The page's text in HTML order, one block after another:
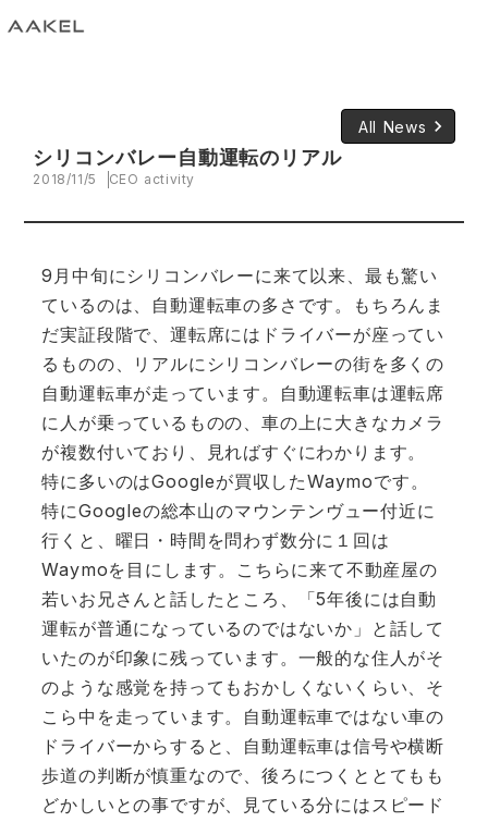
All News keyboard_arrow_right
シリコンバレー自動運転のリアル
2018/11/5 CEO activity
9月中旬にシリコンバレーに来て以来、最も驚い
ているのは、自動運転車の多さです。もちろんま
だ実証段階で、運転席にはドライバーが座ってい
るものの、リアルにシリコンバレーの街を多くの
自動運転車が走っています。自動運転車は運転席
に人が乗っているものの、車の上に大きなカメラ
が複数付いており、見ればすぐにわかります。
特に多いのはGoogleが買収したWaymoです。
特にGoogleの総本山のマウンテンヴュー付近に
行くと、曜日・時間を問わず数分に１回は
Waymoを目にします。こちらに来て不動産屋の
若いお兄さんと話したところ、「5年後には自動
運転が普通になっているのではないか」と話して
いたのが印象に残っています。一般的な住人がそ
のような感覚を持ってもおかしくないくらい、そ
こら中を走っています。自動運転車ではない車の
ドライバーからすると、自動運転車は信号や横断
歩道の判断が慎重なので、後ろにつくととてもも
どかしいとの事ですが、見ている分にはスピード